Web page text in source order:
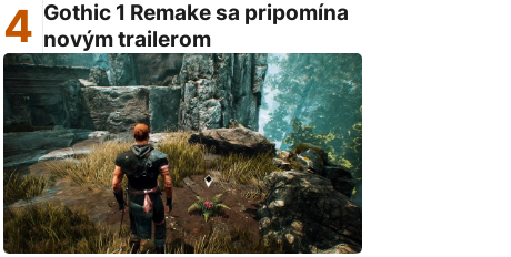
Gothic 1 Remake sa pripomína
novým trailerom